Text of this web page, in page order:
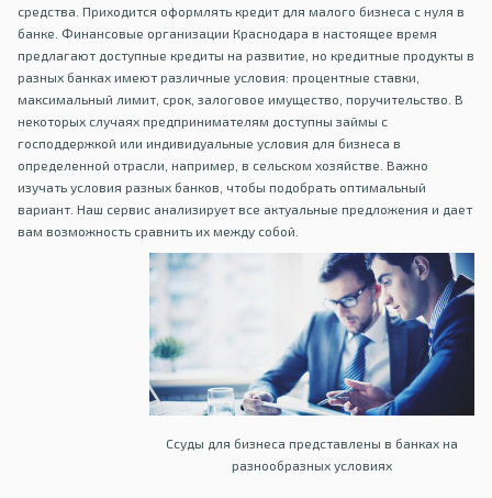
средства. Приходится оформлять кредит для малого бизнеса с нуля в
банке. Финансовые организации Краснодара в настоящее время
предлагают доступные кредиты на развитие, но кредитные продукты в
разных банках имеют различные условия: процентные ставки,
максимальный лимит, срок, залоговое имущество, поручительство. В
некоторых случаях предпринимателям доступны займы с
господдержкой или индивидуальные условия для бизнеса в
определенной отрасли, например, в сельском хозяйстве. Важно
изучать условия разных банков, чтобы подобрать оптимальный
вариант. Наш сервис анализирует все актуальные предложения и дает
вам возможность сравнить их между собой.
Ссуды для бизнеса представлены в банках на
разнообразных условиях